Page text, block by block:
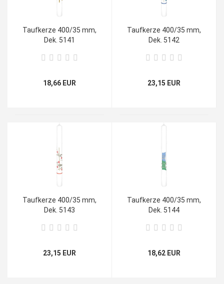
Taufkerze 400/35 mm,
Dek. 5141
18,66 EUR
Taufkerze 400/35 mm,
Dek. 5142
23,15 EUR
Taufkerze 400/35 mm,
Dek. 5143
23,15 EUR
Taufkerze 400/35 mm,
Dek. 5144
18,62 EUR